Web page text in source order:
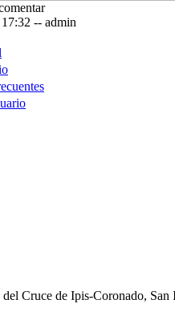
-- admin
del Cruce de Ipis-Coronado,